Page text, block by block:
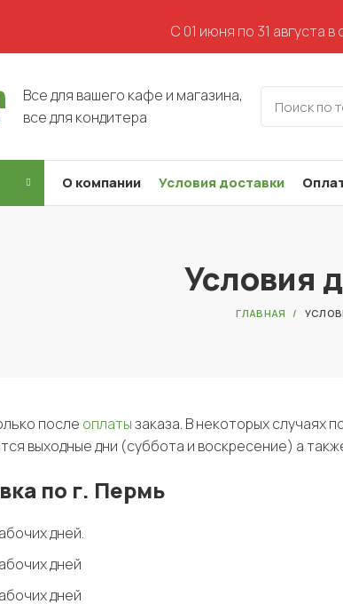
Все для вашего кафе и магазина,
все для кондитера
О компании Условия доставки
Условия
ГЛАВНАЯ
после оплатызаказа. В некоторых случаях
выходные дни (суббота и воскресение) а
по г. Пермь
дней.
дней
дней
С 01 июня по 31 августа